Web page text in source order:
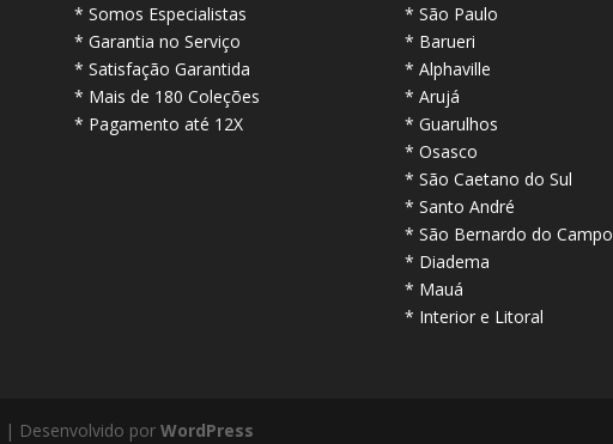
* Somos Especialistas
* Garantia no Serviço
* Satisfação Garantida
* Mais de 180 Coleções
* Pagamento até 12X
* São Paulo
* Barueri
* Alphaville
* Arujá
* Guarulhos
* Osasco
* São Caetano do Sul
* Santo André
* São Bernardo do Campo
* Diadema
* Mauá
* Interior e Litoral
| Desenvolvido porWordPress